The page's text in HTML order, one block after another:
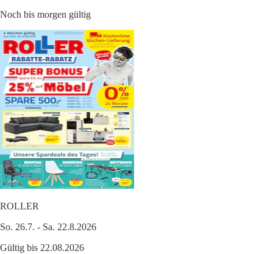
Noch bis morgen gültig
ROLLER
So. 26.7. - Sa. 22.8.2026
Gültig bis 22.08.2026